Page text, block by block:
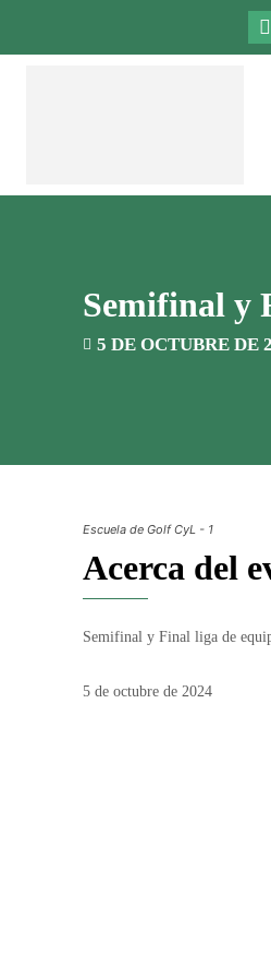
Semifinal y
5 DE OCTUBRE DE
Escuela de Golf CyL - 1
Acerca del
Semifinal y Final liga de
5 de octubre de 2024